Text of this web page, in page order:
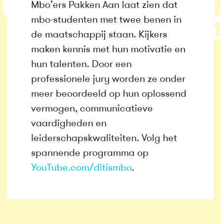
Mbo’ers Pakken Aan laat zien dat
mbo-studenten met twee benen in
de maatschappij staan. Kijkers
maken kennis met hun motivatie en
hun talenten. Door een
professionele jury worden ze onder
meer beoordeeld op hun oplossend
vermogen, communicatieve
vaardigheden en
leiderschapskwaliteiten. Volg het
spannende programma op
YouTube.com/ditismbo.